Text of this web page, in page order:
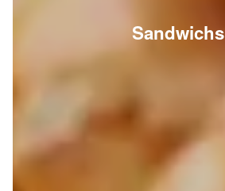
Sandwichs